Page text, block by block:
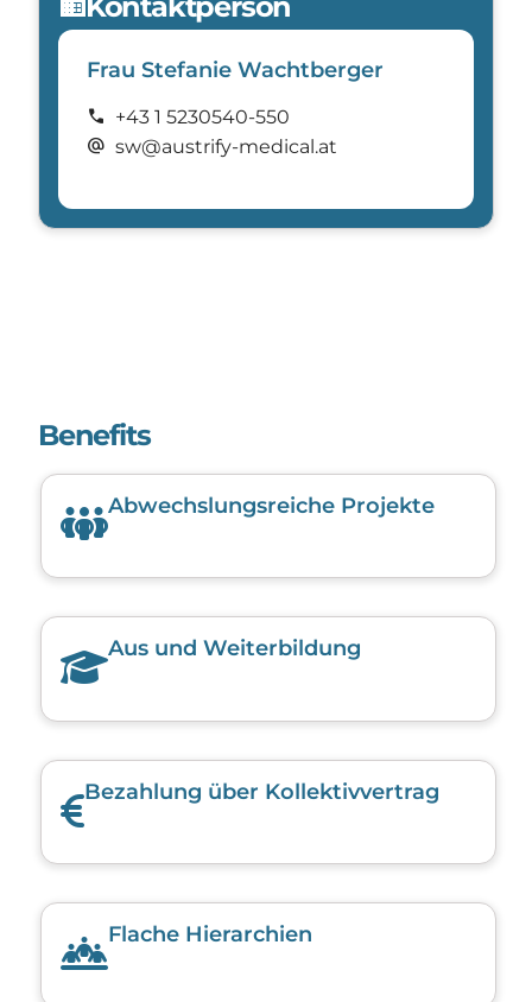
domain
Frau Stefanie Wachtberger
call +43 1 5230540-550
alternate_email sw@austrify-medical.at
Benefits
Abwechslungsreiche Projekte
Aus und Weiterbildung
Bezahlung über Kollektivvertrag
Flache Hierarchien